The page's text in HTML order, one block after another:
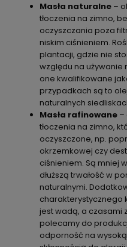
Masła naturalne –
tłoczenia na zimno,
oczyszczania poza
niskim ciśnieniem.
plantacji, gdzie nie
względu na używanie
one kwalifikowane
przypadkach są to
naturalnych
Masła rafinowane –
tłoczenia na zimno,
oczyszczone, np.
okrzemkowej czy
ciśnieniem. Są mniej
dłuższą trwałość w
naturalnymi.
charakterystycznego
jest wadą, a czasami
polecamy do
odporność na